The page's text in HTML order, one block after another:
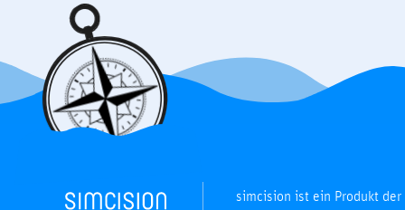
simcision ist ein Produkt der